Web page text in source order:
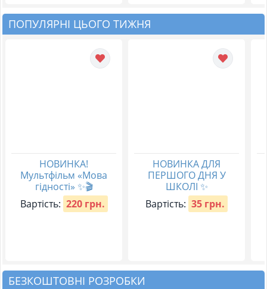
ПОПУЛЯРНІ ЦЬОГО ТИЖНЯ
НОВИНКА!
Мультфільм «Мова
гідності» ✨🎬
Вартість: 220 грн.
НОВИНКА ДЛЯ
ПЕРШОГО ДНЯ У
ШКОЛІ ✨
Вартість: 35 грн.
БЕЗКОШТОВНІ РОЗРОБКИ